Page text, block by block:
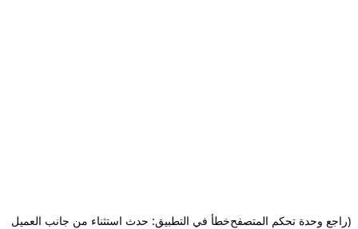
خطأ في التطبيق: حدث استثناء من جانب العميل(راجع وحدة تحكم المتصفح